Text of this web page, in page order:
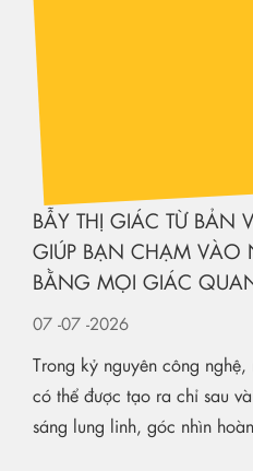
BẪY THỊ GIÁC TỪ BẢN
GIÚP BẠN CHẠM VÀO
BẰNG MỌI GIÁC
07 -07 -2026
Trong kỷ nguyên công
có thể được tạo ra chỉ sau
sáng lung linh, góc nhìn